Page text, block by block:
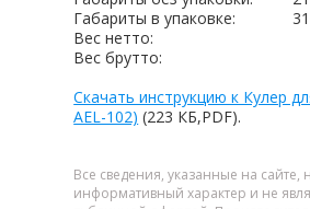
Габариты в упаковке:
Вес нетто:
Вес брутто:
Скачать инструкцию к Кулер
AEL-102) (223 КБ,PDF).
Все сведения, указанные на сайте,
информативный характер и не